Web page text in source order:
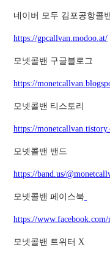
네이버 모두 김포공항콜
https://gpcallvan.modoo.at/
모넷콜밴 구글블로그
https://
모넷콜밴 티스토리
https://
모넷콜밴 밴드
https://band.us/
모넷콜밴 페이스북
https://www.facebook.com/
모넷콜밴 트위터 X